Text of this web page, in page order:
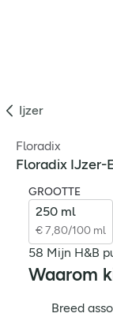
Ijzer
Floradix
Floradix
GROOTTE
250 ml
€ 7,80/100 ml
58 Mijn H&B
Waarom
Breed